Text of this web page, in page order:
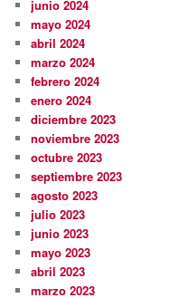
junio 2024
mayo 2024
abril 2024
marzo 2024
febrero 2024
enero 2024
diciembre 2023
noviembre 2023
octubre 2023
septiembre 2023
agosto 2023
julio 2023
junio 2023
mayo 2023
abril 2023
marzo 2023